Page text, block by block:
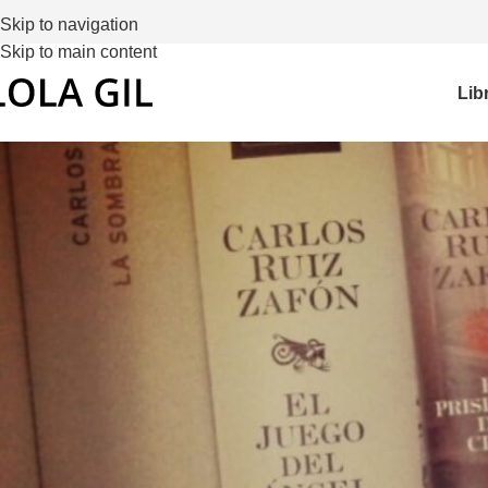
Skip to navigation
Skip to main content